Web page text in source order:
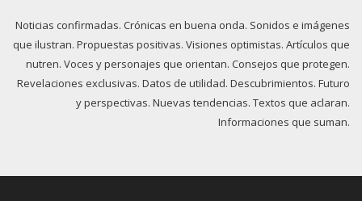
Noticias confirmadas. Crónicas en buena onda. Sonidos e imágenes
que ilustran. Propuestas positivas. Visiones optimistas. Artículos que
nutren. Voces y personajes que orientan. Consejos que protegen.
Revelaciones exclusivas. Datos de utilidad. Descubrimientos. Futuro
y perspectivas. Nuevas tendencias. Textos que aclaran.
Informaciones que suman.